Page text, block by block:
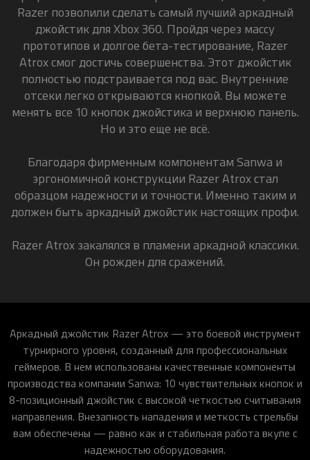
Razer позволили сделать самый лучший аркадный
джойстик для Xbox 360. Пройдя через массу
прототипов и долгое бета-тестирование, Razer
Atrox смог достичь совершенства. Этот джойстик
полностью подстраивается под вас. Внутренние
отсеки легко открываются кнопкой. Вы можете
менять все 10 кнопок джойстика и верхнюю панель.
Но и это еще не всё.
Благодаря фирменным компонентам Sanwa и
эргономичной конструкции Razer Atrox стал
образцом надежности и точности. Именно таким и
должен быть аркадный джойстик настоящих профи.
Razer Atrox закалялся в пламени аркадной классики.
Он рожден для сражений.
Аркадный джойстик Razer Atrox — это боевой инструмент
турнирного уровня, созданный для профессиональных
геймеров. В нем использованы качественные компоненты
производства компании Sanwa: 10 чувствительных кнопок и
8-позиционный джойстик с высокой четкостью считывания
направления. Внезапность нападения и меткость стрельбы
вам обеспечены — равно как и стабильная работа вкупе с
надежностью оборудования.